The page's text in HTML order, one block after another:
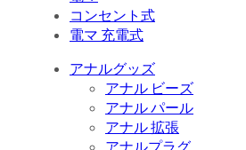
コンセント式
電マ 充電式
アナルグッズ
アナル ビーズ
アナル パール
アナル 拡張
アナルプラグ